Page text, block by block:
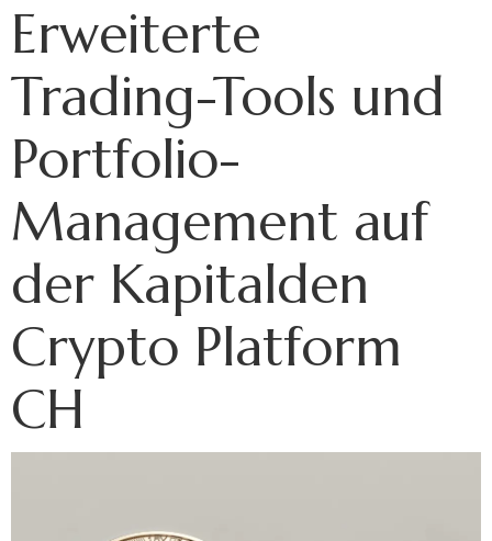
Erweiterte
Trading-Tools und
Portfolio-
Management auf
der Kapitalden
Crypto Platform
CH